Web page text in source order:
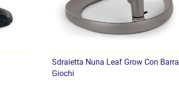
Sdraietta Nuna Leaf Grow Con Barra
Giochi